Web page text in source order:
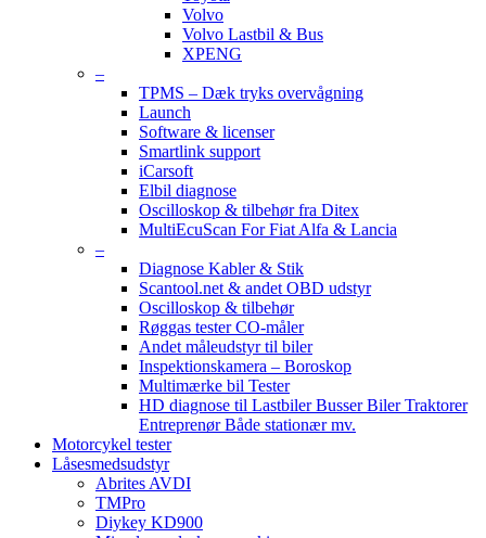
Volvo
Volvo Lastbil & Bus
XPENG
–
TPMS – Dæk tryks overvågning
Launch
Software & licenser
Smartlink support
iCarsoft
Elbil diagnose
Oscilloskop & tilbehør fra Ditex
MultiEcuScan For Fiat Alfa & Lancia
–
Diagnose Kabler & Stik
Scantool.net & andet OBD udstyr
Oscilloskop & tilbehør
Røggas tester CO-måler
Andet måleudstyr til biler
Inspektionskamera – Boroskop
Multimærke bil Tester
HD diagnose til Lastbiler Busser Biler Traktorer
Entreprenør Både stationær mv.
Motorcykel tester
Låsesmedsudstyr
Abrites AVDI
TMPro
Diykey KD900